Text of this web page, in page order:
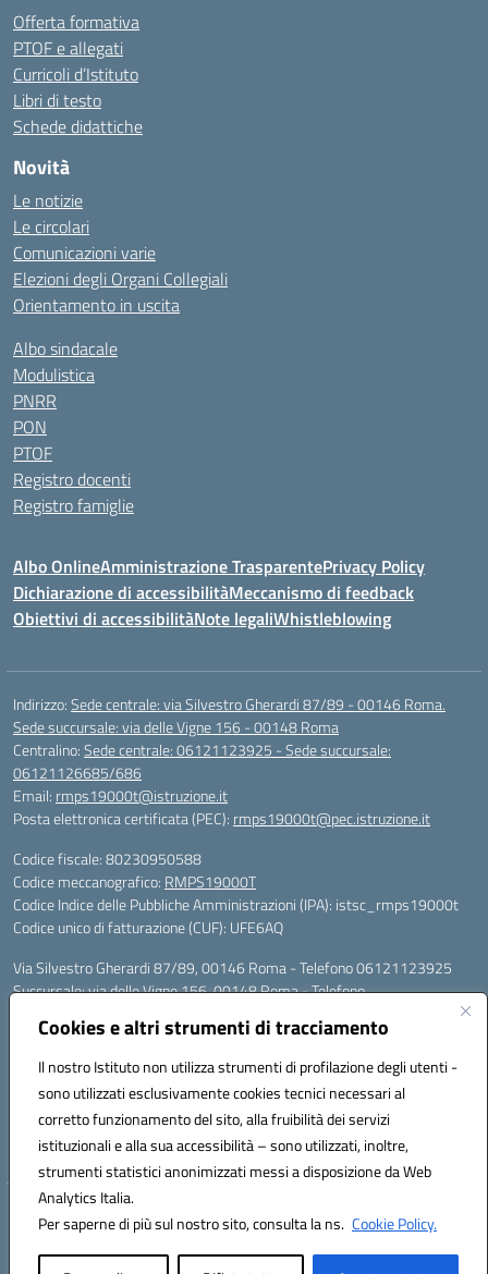
Cookies e altri strumenti di tracciamento
Il nostro Istituto non utilizza strumenti di profilazione degli utenti -
sono utilizzati esclusivamente cookies tecnici necessari al
corretto funzionamento del sito, alla fruibilità dei servizi
istituzionali e alla sua accessibilità – sono utilizzati, inoltre,
strumenti statistici anonimizzati messi a disposizione da Web
Analytics Italia.
Per saperne di più sul nostro sito, consulta la ns. Cookie Policy.
Offerta formativa
PTOF e allegati
Curricoli d’Istituto
Libri di testo
Schede didattiche
Novità
Le notizie
Le circolari
Comunicazioni varie
Elezioni degli Organi Collegiali
Orientamento in uscita
Albo sindacale
Modulistica
PNRR
PON
PTOF
Registro docenti
Registro famiglie
Albo OnlineAmministrazione TrasparentePrivacy Policy
Dichiarazione di accessibilitàMeccanismo di feedback
Obiettivi di accessibilitàNote legaliWhistleblowing
Indirizzo:Sede centrale: via Silvestro Gherardi 87/89 - 00146 Roma.
Sede succursale: via delle Vigne 156 - 00148 Roma
Centralino:Sede centrale: 06121123925 - Sede succursale:
06121126685/686
Email: rmps19000t@istruzione.it
Posta elettronica certificata (PEC): rmps19000t@pec.istruzione.it
Codice fiscale: 80230950588
Codice meccanografico: RMPS19000T
Codice Indice delle Pubbliche Amministrazioni (IPA): istsc_rmps19000t
Codice unico di fatturazione (CUF): UFE6AQ
Via Silvestro Gherardi 87/89, 00146 Roma - Telefono 06121123925
Succursale: via delle Vigne 156, 00148 Roma - Telefono
Mail: rmps19000t@istruzione.it - PEC: rmps19000t@pec.istruzione.it
Per contatti con il Dirigente Scolastico, utilizzare esclusivamente
Codice univoco ufficio: UFE6AQ
Codice meccanografico: RMPS19000T
Codice fiscale: 80230950588
Hosting & Powered by 3D Solution S.r.l.
Concept & Design by Designers Italia